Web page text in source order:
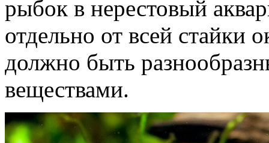
рыбок в нерестовый
отдельно от всей стайки
должно быть
веществами.